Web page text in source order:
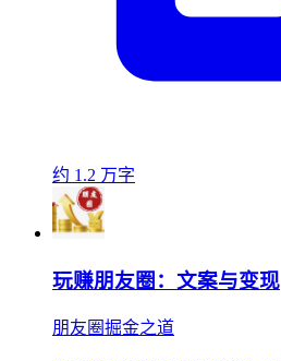
约 1.2 万字
玩赚朋友圈：文案与变现
朋友圈掘金之道